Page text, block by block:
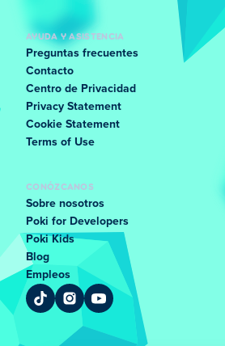
AYUDA Y ASISTENCIA
Preguntas frecuentes
Contacto
Centro de Privacidad
Privacy Statement
Cookie Statement
Terms of Use
CONÓZCANOS
Sobre nosotros
Poki for Developers
Poki Kids
Blog
Empleos